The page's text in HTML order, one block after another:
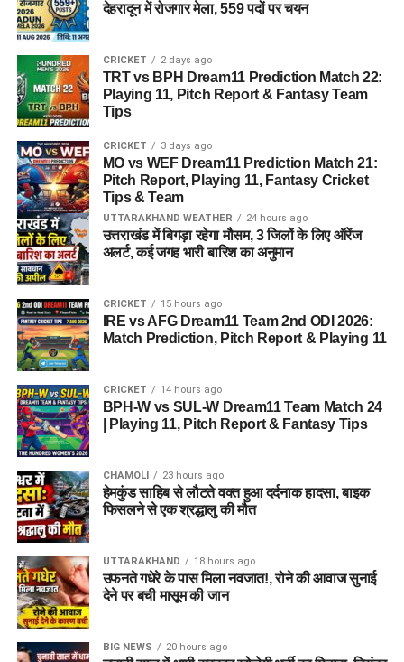
देहरादून में रोजगार मेला, 559 पदों पर चयन
CRICKET 2 days ago
TRT vs BPH Dream11 Prediction Match 22:
Playing 11, Pitch Report & Fantasy Team
Tips
CRICKET 3 days ago
MO vs WEF Dream11 Prediction Match 21:
Pitch Report, Playing 11, Fantasy Cricket
Tips & Team
UTTARAKHAND WEATHER 24 hours ago
उत्तराखंड में बिगड़ा रहेगा मौसम, 3 जिलों के लिए ऑरेंज
अलर्ट, कई जगह भारी बारिश का अनुमान
CRICKET 15 hours ago
IRE vs AFG Dream11 Team 2nd ODI 2026:
Match Prediction, Pitch Report & Playing 11
CRICKET 14 hours ago
BPH-W vs SUL-W Dream11 Team Match 24
| Playing 11, Pitch Report & Fantasy Tips
CHAMOLI 23 hours ago
हेमकुंड साहिब से लौटते वक्त हुआ दर्दनाक हादसा, बाइक
फिसलने से एक श्रद्धालु की मौत
UTTARAKHAND 18 hours ago
उफनते गधेरे के पास मिला नवजात!, रोने की आवाज सुनाई
देने पर बची मासूम की जान
BIG NEWS 20 hours ago